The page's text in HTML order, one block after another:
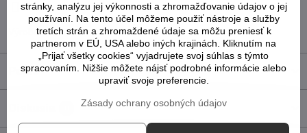
Doručenia
Výrobca:ASUS
Popis
stránky, analýzu jej výkonnosti a zhromažďovanie údajov o jej
používaní. Na tento účel môžeme použiť nástroje a služby
tretích strán a zhromaždené údaje sa môžu preniesť k
partnerom v EÚ, USA alebo iných krajinách. Kliknutím na
„Prijať všetky cookies“ vyjadrujete svoj súhlas s týmto
spracovaním. Nižšie môžete nájsť podrobné informácie alebo
upraviť svoje preferencie.
Zásady ochrany osobných údajov